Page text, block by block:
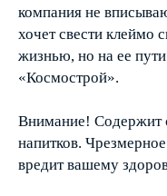
компания не
хочет свести клеймо
жизнью, но на ее пути
«Космострой».
Внимание! Содержит
напитков.
вредит вашему